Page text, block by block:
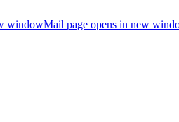
windowMail page opens in new